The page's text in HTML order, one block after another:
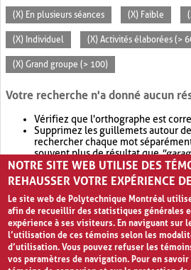
(X) En plusieurs séances (X) Faible
(X) Individuel (X) Activités élaborées (>
(X) Grand groupe (> 100)
Votre recherche n'a donné aucun
Vérifiez que l'orthographe est
Supprimez les guillemets autour
rechercher chaque mot
souvent plus de résultat que
Envisagez d'élargir votre
retournera souvent plus de
NOTRE SITE WEB UTILISE DES
REHAUSSER VOTRE EXPÉRIENCE
Le site web de Polytechnique Montréal
afin de recueillir des statistiques générales
expérience à ses visiteurs. En naviguant sur
l’utilisation de ces témoins selon les
d’utilisation. Vous pouvez refuser les
vos paramètres de navigation. Pour en